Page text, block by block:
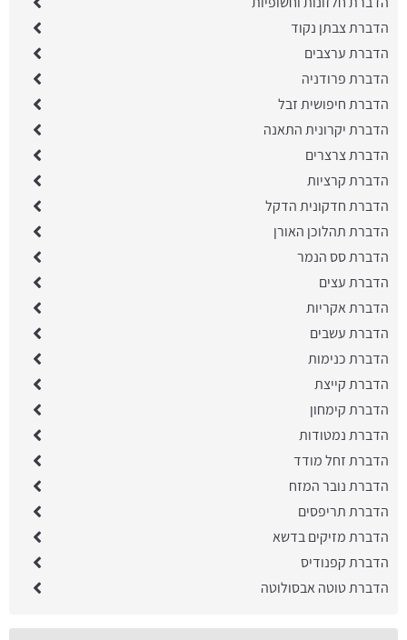
הדברת צבתן נקוד
הדברת ערצבים
הדברת פרודניה
הדברת חיפושית זבל
הדברת יקרונית התאנה
הדברת צרצרים
הדברת קרציות
​הדברת חדקונית הדקל
הדברת תהלוכן האורן
הדברת סס הנמר
הדברת עצים
הדברת אקריות
הדברת עשבים
הדברת כנימות
הדברת קייצת
הדברת קימחון
הדברת נמטודות
הדברת זחל מודד
הדברת נובר המזח
הדברת תריפסים
הדברת מזיקים בדשא
הדברת קפנודיס
הדברת טוטה אבסולוטה